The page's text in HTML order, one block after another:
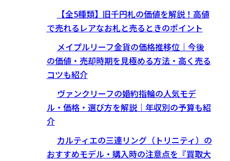
【全5種類】旧千円札の価値を解説！高値
で売れるレアなお札と売るときのポイント
メイプルリーフ金貨の価格推移位｜今後
の価値・売却時期を見極める方法・高く売る
コツも紹介
ヴァンクリーフの婚約指輪の人気モデ
ル・価格・選び方を解説｜年収別の予算も紹
介
カルティエの三連リング（トリニティ）の
おすすめモデル・購入時の注意点を『買取大